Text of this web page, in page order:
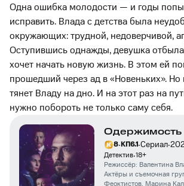
Одна ошибка молодости — и годы
исправить. Влада с детства была
окружающих: трудной, недоверчивой,
Оступившись однажды, девушка
хочет начать новую жизнь. В этом ей
прошедший через ад в «Новеньких».
тянет Владу на дно. И на этот раз на
нужно побороть не только саму себя.
Одержимость
8·КП6.1·Сериал·
Детектив·18+
Режиссёр: Валентина
Актёры и съемочная